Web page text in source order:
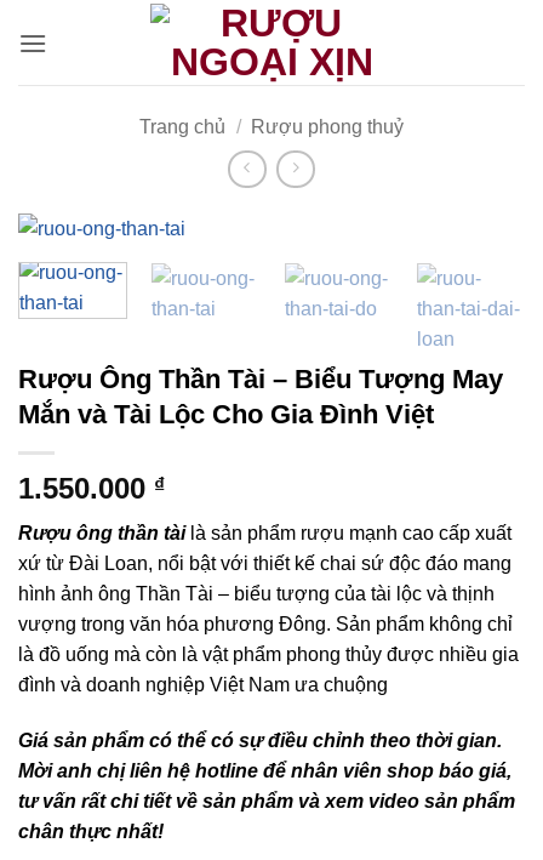
ruoungoaixin.com không mua bán rượu qua mạng internet,
website chỉ là kênh giới thiệu thông tin các sản phẩm từ những
công ty sản xuất rượu uy tín trên thế giới.
phụ nữ đang mang thai.
Bạn có chắc chắn bạn muốn tiếp tục truy cập trang web hay
không?
TÔI DƯỚI 18 TUỔI TÔI ĐÃ TRÊN 18 TUỔI
qua
Trang chủ / Rượu phong thuỷ
Rượu Ông Thần Tài – Biểu Tượng May
Mắn và Tài Lộc Cho Gia Đình Việt
1.550.000 ₫
Rượu ông thần tài là sản phẩm rượu mạnh cao cấp xuất
xứ từ Đài Loan, nổi bật với thiết kế chai sứ độc đáo mang
hình ảnh ông Thần Tài – biểu tượng của tài lộc và thịnh
vượng trong văn hóa phương Đông. Sản phẩm không chỉ
là đồ uống mà còn là vật phẩm phong thủy được nhiều gia
đình và doanh nghiệp Việt Nam ưa chuộng
Giá sản phẩm có thể có sự điều chỉnh theo thời gian.
Mời anh chị liên hệ hotline để nhân viên shop báo giá,
tư vấn rất chi tiết về sản phẩm và xem video sản phẩm
chân thực nhất!